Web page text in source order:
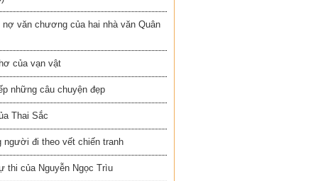
nợ văn chương của hai nhà văn Quân
của vạn vật
những câu chuyện đẹp
Thai Sắc
người đi theo vết chiến tranh
thi của Nguyễn Ngọc Trìu